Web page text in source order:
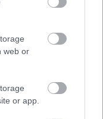
web or
or app.
minutos
En clave
potencial para la
larga inactividad, la
con Moleiro) y el
necesidad de